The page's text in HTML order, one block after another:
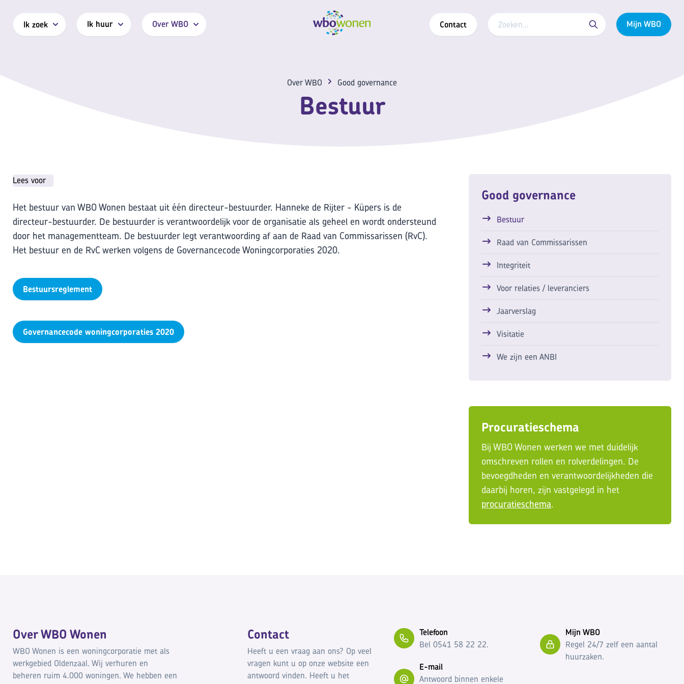
Ik zoek Ik huur Over WBO Contact Mijn WBO
Over WBO Good governance
Bestuur
Lees voor
Het bestuur van WBO Wonen bestaat uit één directeur-bestuurder. Hanneke de Rijter - Küpers is de
directeur-bestuurder. De bestuurder is verantwoordelijk voor de organisatie als geheel en wordt ondersteund
door het managementteam. De bestuurder legt verantwoording af aan de Raad van Commissarissen (RvC).
Het bestuur en de RvC werken volgens de Governancecode Woningcorporaties 2020.
Bestuursreglement
Governancecode woningcorporaties 2020
Good governance
Bestuur
Raad van Commissarissen
Integriteit
Voor relaties / leveranciers
Jaarverslag
Visitatie
We zijn een ANBI
Procuratieschema
Bij WBO Wonen werken we met duidelijk
omschreven rollen en rolverdelingen. De
bevoegdheden en verantwoordelijkheden die
daarbij horen, zijn vastgelegd in het
procuratieschema.
Over WBO Wonen
WBO Wonen is een woningcorporatie met als
werkgebied Oldenzaal. Wij verhuren en
beheren ruim 4.000 woningen. We hebben een
Contact
Heeft u een vraag aan ons? Op veel
vragen kunt u op onze website een
antwoord vinden. Heeft u het
Telefoon
Bel 0541 58 22 22.
E-mail
Antwoord binnen enkele
Mijn WBO
Regel 24/7 zelf een aantal
huurzaken.